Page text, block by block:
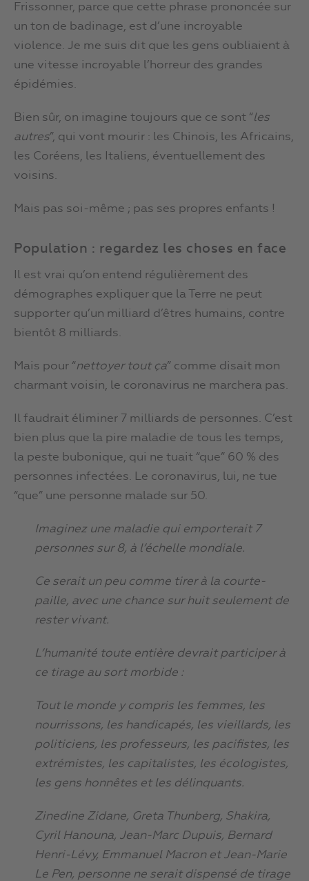
Frissonner, parce que cette phrase prononcée sur
un ton de badinage, est d’une incroyable
violence. Je me suis dit que les gens oubliaient à
une vitesse incroyable l’horreur des grandes
épidémies.
Bien sûr, on imagine toujours que ce sont “les
autres”, qui vont mourir : les Chinois, les Africains,
les Coréens, les Italiens, éventuellement des
voisins.
Mais pas soi-même ; pas ses propres enfants !
Population : regardez les choses en face
Il est vrai qu’on entend régulièrement des
démographes expliquer que la Terre ne peut
supporter qu’un milliard d’êtres humains, contre
bientôt 8 milliards.
Mais pour “nettoyer tout ça” comme disait mon
charmant voisin, le coronavirus ne marchera pas.
Il faudrait éliminer 7 milliards de personnes. C’est
bien plus que la pire maladie de tous les temps,
la peste bubonique, qui ne tuait “que” 60 % des
personnes infectées. Le coronavirus, lui, ne tue
“que” une personne malade sur 50.
Imaginez une maladie qui emporterait 7
personnes sur 8, à l’échelle mondiale.
Ce serait un peu comme tirer à la courte-
paille, avec une chance sur huit seulement de
rester vivant.
L’humanité toute entière devrait participer à
ce tirage au sort morbide :
Tout le monde y compris les femmes, les
nourrissons, les handicapés, les vieillards, les
politiciens, les professeurs, les pacifistes, les
extrémistes, les capitalistes, les écologistes,
les gens honnêtes et les délinquants.
Zinedine Zidane, Greta Thunberg, Shakira,
Cyril Hanouna, Jean-Marc Dupuis, Bernard
Henri-Lévy, Emmanuel Macron et Jean-Marie
Le Pen, personne ne serait dispensé de tirage